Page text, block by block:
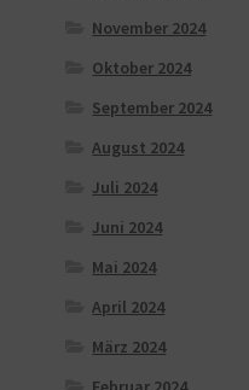
November 2024
Oktober 2024
September 2024
August 2024
Juli 2024
Juni 2024
Mai 2024
April 2024
März 2024